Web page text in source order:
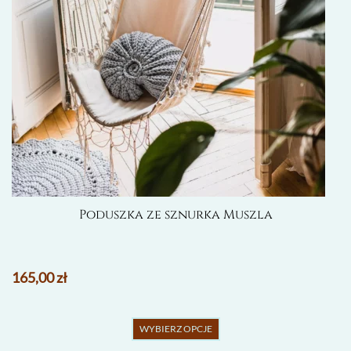
produktu
Poduszka ze sznurka Muszla
165,00zł
WYBIERZ OPCJE
Ten